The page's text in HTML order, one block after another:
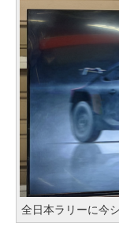
全日本ラリーに今